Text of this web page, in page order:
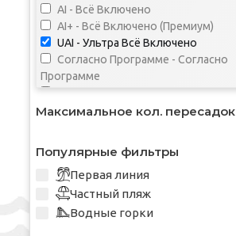
AI - Всё Включено
AI+ - Всё Включено (Премиум)
UAI - Ультра Всё Включено
Согласно Программе - Согласно
Программе
Not Specified - Не указан
Максимальное кол. пересадок
Популярные фильтры
Первая линия
Частный пляж
Водные горки